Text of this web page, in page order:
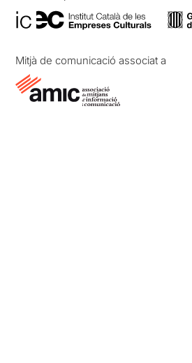
Mitjà de comunicació associat a